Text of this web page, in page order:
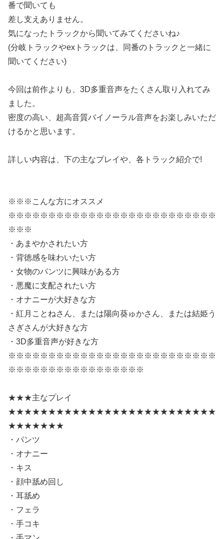
番で聞いても
差し支えありません。
気になったトラックから聞いてみてくださいね♪
(分岐トラックやexトラックは、同番のトラックと一緒に
聞いてください)
今回は前作よりも、3D多重音声をたくさん取り入れてみ
ました。
密度の高い、超高音質バイノーラル音声をお楽しみいただ
けるかと思います。
詳しい内容は、下の主なプレイや、各トラック紹介で!
※※※こんな方にオススメ
※※※※※※※※※※※※※※※※※※※※※※※※※※
※※※
・あまやかされたい方
・背徳感を味わいたい方
・女物のパンツに興味がある方
・悪魔に支配されたい方
・オナニーが大好きな方
・紅月ことねさん、または陽向葵ゅかさん、または結姫う
さぎさんが大好きな方
・3D多重音声が好きな方
※※※※※※※※※※※※※※※※※※※※※※※※※※
※※※※※※※※※※※※※※※※※
★★★主なプレイ
★★★★★★★★★★★★★★★★★★★★★★★★★★
★★★★★★★
・パンツ
・オナニー
・キス
・顔中舐め回し
・耳舐め
・フェラ
・手コキ